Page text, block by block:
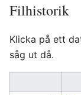
Filhistorik
Klicka på ett
såg ut då.